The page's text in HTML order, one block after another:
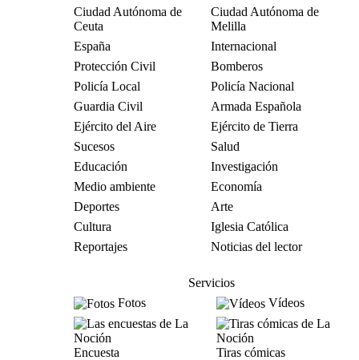
Ciudad Autónoma de
Ceuta
Ciudad Autónoma de
Melilla
España
Internacional
Protección Civil
Bomberos
Policía Local
Policía Nacional
Guardia Civil
Armada Española
Ejército del Aire
Ejército de Tierra
Sucesos
Salud
Educación
Investigación
Medio ambiente
Economía
Deportes
Arte
Cultura
Iglesia Católica
Reportajes
Noticias del lector
Servicios
Fotos
Vídeos
Encuesta Tiras cómicas